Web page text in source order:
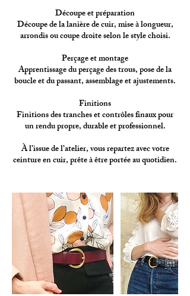
Découpe et préparation
Découpe de la lanière de cuir, mise à longueur,
arrondis ou coupe droite selon le style choisi.
Perçage et montage
Apprentissage du perçage des trous, pose de la
boucle et du passant, assemblage et ajustements.
Finitions
Finitions des tranches et contrôles finaux pour
un rendu propre, durable et professionnel.
À l’issue de l’atelier, vous repartez avec votre
ceinture en cuir, prête à être portée au quotidien.